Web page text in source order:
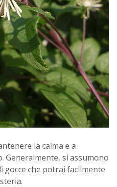
la calma e a
Generalmente, si assumono
che potrai facilmente